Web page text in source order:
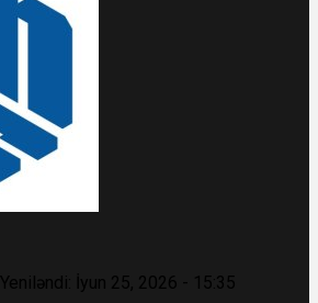
Yeniləndi: İyun 25, 2026 - 15:35